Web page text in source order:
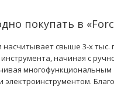
покупать в
насчитывает свыше 3-х тыс.
начиная с
многофункциональным
электроинструментом.